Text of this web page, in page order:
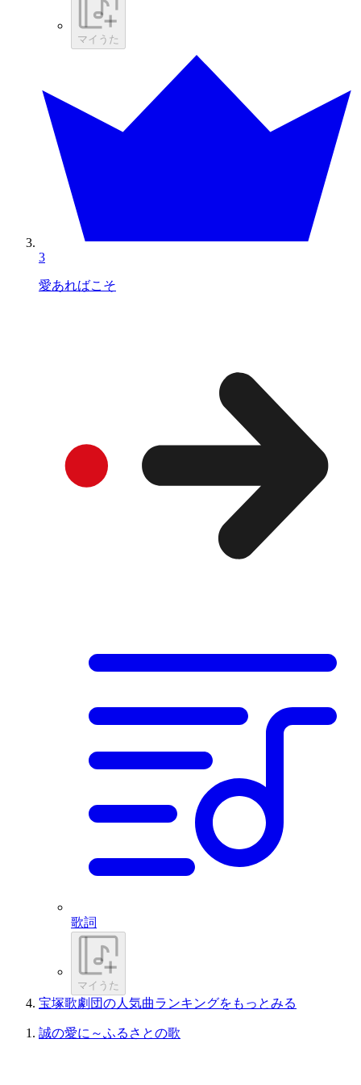
マイうた
3
愛あればこそ
歌詞
マイうた
宝塚歌劇団の人気曲ランキングをもっとみる
誠の愛に～ふるさとの歌